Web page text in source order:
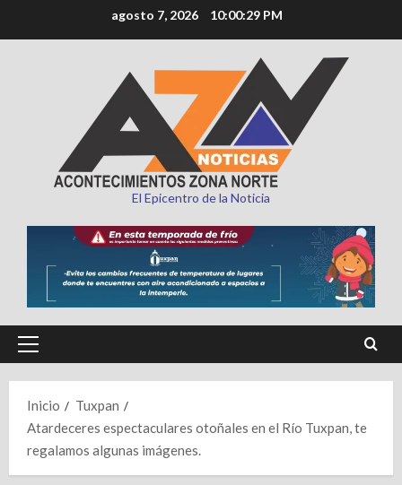
al
agosto 7, 2026 10:00:30 PM
El Epicentro de la Noticia
Menú
Inicio
Tuxpan
Atardeceres espectaculares otoñales en el Río Tuxpan, te
regalamos algunas imágenes.